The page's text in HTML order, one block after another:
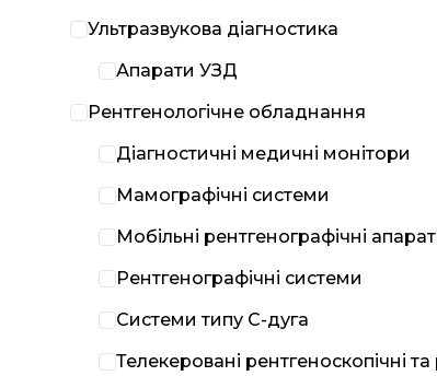
Ультразвукова діагностика
Апарати УЗД
Рентгенологічне обладнання
Діагностичні медичні монітори
Мамографічні системи
Мобільні рентгенографічні
Рентгенографічні системи
Системи типу С-дуга
Телекеровані рентгеноскопічні